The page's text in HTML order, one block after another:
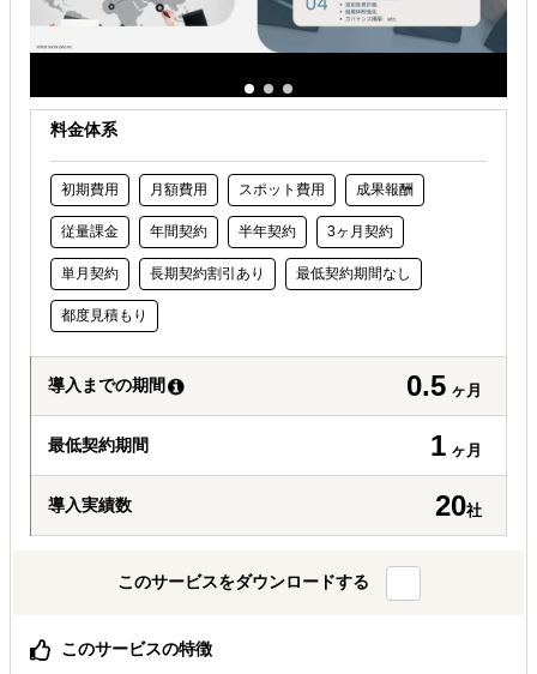
料金体系
初期費用 月額費用 スポット費用 成果報酬
従量課金 年間契約 半年契約 3ヶ月契約
単月契約 長期契約割引あり 最低契約期間なし
都度見積もり
導入までの期間 0.5 ヶ月
最低契約期間 1 ヶ月
導入実績数 20社
このサービスをダウンロードする
このサービスの特徴